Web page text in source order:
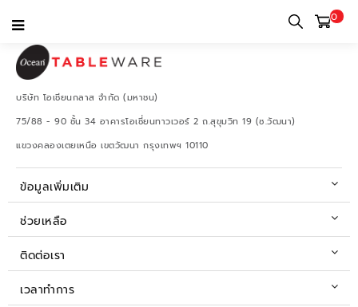
0
บริษัท โอเชียนกลาส จำกัด (มหาชน)
75/88 - 90 ชั้น 34 อาคารโอเชี่ยนทาวเวอร์ 2 ถ.สุขุมวิท 19 (ซ.วัฒนา)
แขวงคลองเตยเหนือ เขตวัฒนา กรุงเทพฯ 10110
ข้อมูลเพิ่มเติม
ช่วยเหลือ
ติดต่อเรา
เวลาทำการ